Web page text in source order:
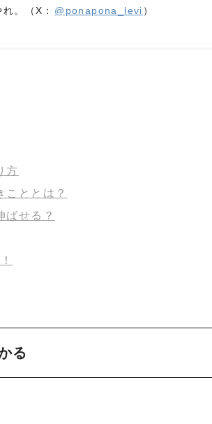
。（X：
@ponapona_levi ）
方
こととは？
ばせる？
る